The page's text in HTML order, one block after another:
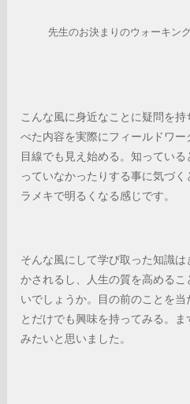
先生のお決まりのウォーキン
こんな風に身近なことに疑問を
べた内容を実際にフィールドワ
目線でも見え始める。知ってい
っていなかったりする事に気づ
ラメキで明るくなる感じです。
そんな風にして学び取った知識
かされるし、人生の質を高める
いでしょうか。目の前のことを
とだけでも興味を持ってみる。
みたいと思いました。